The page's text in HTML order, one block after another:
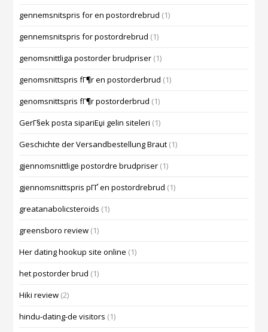
gennemsnitspris for en postordrebrud (1)
gennemsnitspris for postordrebrud (1)
genomsnittliga postorder brudpriser (1)
genomsnittspris fГ¶r en postorderbrud (1)
genomsnittspris fГ¶r postorderbrud (1)
GerГ§ek posta sipariЕџi gelin siteleri (1)
Geschichte der Versandbestellung Braut (1)
gjennomsnittlige postordre brudpriser (1)
gjennomsnittspris pГҐ en postordrebrud (1)
greatanabolicsteroids (1)
greensboro review (1)
Her dating hookup site online (1)
het postorder brud (1)
Hiki review (2)
hindu-dating-de visitors (1)